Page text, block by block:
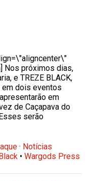
Nos próximos dias,
e TREZE BLACK,
em dois eventos
em
de Caçapava do
serão
· Notícias
•Wargods Press